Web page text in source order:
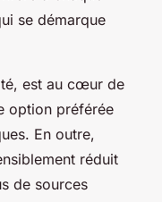
se démarque
est au cœur de
option préférée
En outre,
réduit
de sources